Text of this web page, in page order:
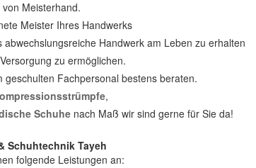
Meisterhand.
Meister Ihres Handwerks
Handwerk am Leben zu erhalten
zu ermöglichen.
Fachpersonal bestens beraten.
,
Schuhenach Maß wir sind gerne für Sie da!
Schuhtechnik Tayeh
folgende Leistungen an: